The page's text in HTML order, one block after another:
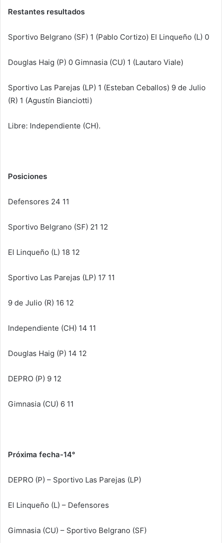
Restantes resultados
Sportivo Belgrano (SF) 1 (Pablo Cortizo) El Linqueño (L) 0
Douglas Haig (P) 0 Gimnasia (CU) 1 (Lautaro Viale)
Sportivo Las Parejas (LP) 1 (Esteban Ceballos) 9 de Julio
(R) 1 (Agustín Bianciotti)
Libre: Independiente (CH).
Posiciones
Defensores 24 11
Sportivo Belgrano (SF) 21 12
El Linqueño (L) 18 12
Sportivo Las Parejas (LP) 17 11
9 de Julio (R) 16 12
Independiente (CH) 14 11
Douglas Haig (P) 14 12
DEPRO (P) 9 12
Gimnasia (CU) 6 11
Próxima fecha-14°
DEPRO (P) – Sportivo Las Parejas (LP)
El Linqueño (L) – Defensores
Gimnasia (CU) – Sportivo Belgrano (SF)